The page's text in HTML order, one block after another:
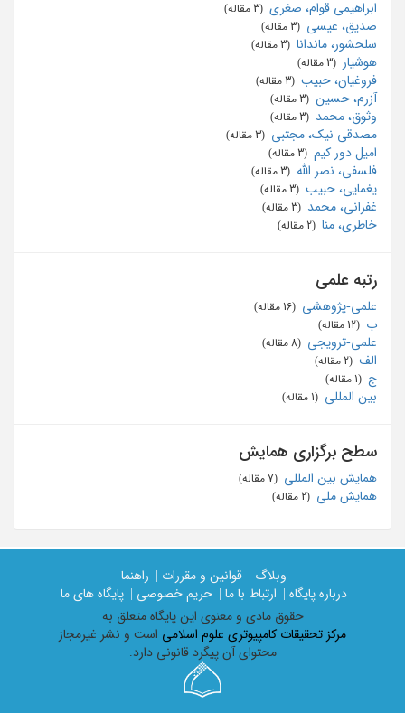
ابراهیمی قوام، صغری
صدیق، عیسی
سلحشور، ماندانا
هوشیار
فروغیان، حبیب
آزرم، حسین
وثوق، محمد
مصدقی نیک، مجتبی
امیل دور کیم
فلسفی، نصر الله
یغمایی، حبیب
غفرانی، محمد
خاطری، منا
رتبه علمی
علمی-پژوهشی
ب
علمی-ترویجی
الف
ج
بین المللی
سطح برگزاری همایش
همایش بین المللی
همایش ملی
وبلاگ | قوانین و مقررات |
راهنما
درباره پایگاه |
ارتباط با ما | حریم خصوصی |
پایگاه های ما
حقوق مادی و معنوی اين پايگاه متعلق به
مرکز تحقیقات کامپیوتری علوم اسلامی است و نشر غیرمجاز
محتوای آن پیگرد قانونی دارد.